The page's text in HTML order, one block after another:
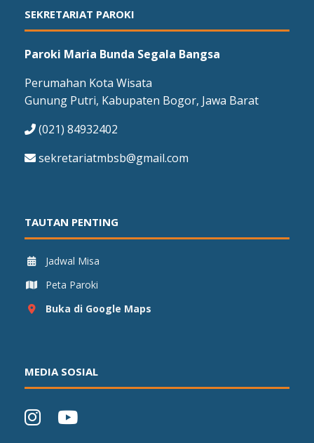
SEKRETARIAT PAROKI
Paroki Maria Bunda Segala Bangsa
Perumahan Kota Wisata
Gunung Putri, Kabupaten Bogor, Jawa Barat
(021) 84932402
sekretariatmbsb@gmail.com
TAUTAN PENTING
Jadwal Misa
Peta Paroki
Buka di Google Maps
MEDIA SOSIAL